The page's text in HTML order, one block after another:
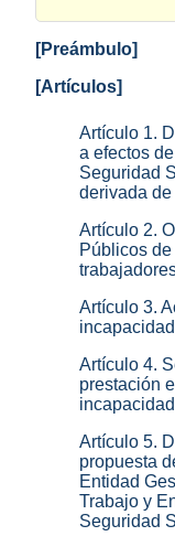
[Preámbulo]
[Artículos]
Artículo 1.
a efectos
Seguridad
derivada
Artículo 2.
Públicos
Artículo 3.
Artículo 4.
prestación
Artículo 5.
propuesta
Entidad
Trabajo y
Seguridad